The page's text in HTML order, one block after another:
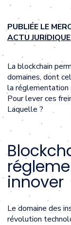
PUBLIÉE LE
ACTU JURIDIQUE
La blockchain
domaines, dont
la réglementation
Pour lever ces
Laquelle ?
innover
Le domaine des
révolution